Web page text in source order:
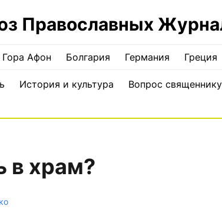
Православных
Гора Афон Болгария Германия Греция
История и культура Вопрос священнику
в храм?